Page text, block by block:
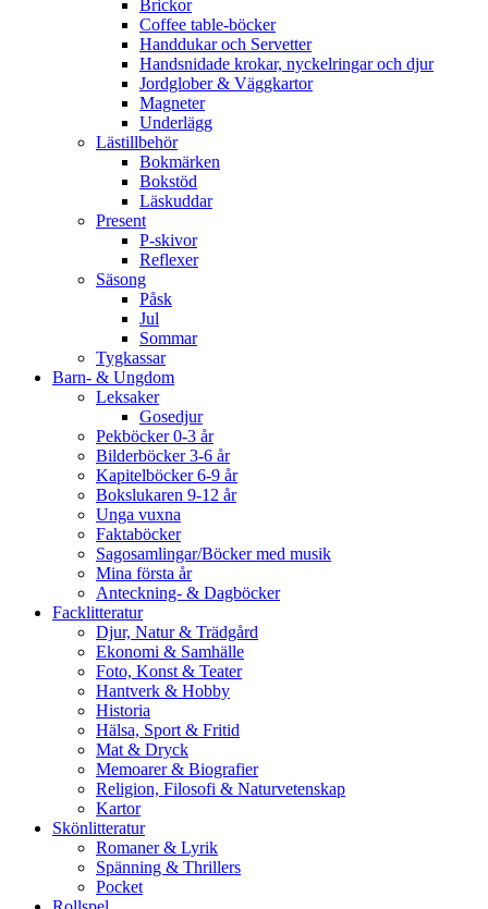
Brickor
Coffee table-böcker
Handdukar och Servetter
Handsnidade krokar, nyckelringar och djur
Jordglober & Väggkartor
Magneter
Underlägg
Lästillbehör
Bokmärken
Bokstöd
Läskuddar
Present
P-skivor
Reflexer
Säsong
Påsk
Jul
Sommar
Tygkassar
Barn- & Ungdom
Leksaker
Gosedjur
Pekböcker 0-3 år
Bilderböcker 3-6 år
Kapitelböcker 6-9 år
Bokslukaren 9-12 år
Unga vuxna
Faktaböcker
Sagosamlingar/Böcker med musik
Mina första år
Anteckning- & Dagböcker
Facklitteratur
Djur, Natur & Trädgård
Ekonomi & Samhälle
Foto, Konst & Teater
Hantverk & Hobby
Historia
Hälsa, Sport & Fritid
Mat & Dryck
Memoarer & Biografier
Religion, Filosofi & Naturvetenskap
Kartor
Skönlitteratur
Romaner & Lyrik
Spänning & Thrillers
Pocket